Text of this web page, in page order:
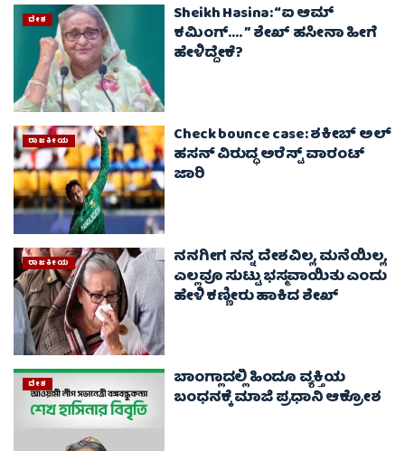
ದೇಶ Sheikh Hasina: “ಐ ಆಮ್
ಕಮಿಂಗ್…. ” ಶೇಖ್ ಹಸೀನಾ ಹೀಗೆ
ಹೇಳಿದ್ದೇಕೆ?
ರಾಜಕೀಯ Check bounce case: ಶಕೀಬ್ ಅಲ್
ಹಸನ್ ವಿರುದ್ಧ ಅರೆಸ್ಟ್ ವಾರಂಟ್
ಜಾರಿ
ರಾಜಕೀಯ ನನಗೀಗ ನನ್ನ ದೇಶವಿಲ್ಲ, ಮನೆಯಿಲ್ಲ,
ಎಲ್ಲವೂ ಸುಟ್ಟು ಭಸ್ಮವಾಯಿತು ಎಂದು
ಹೇಳಿ ಕಣ್ಣೀರು ಹಾಕಿದ ಶೇಖ್
ದೇಶ ಬಾಂಗ್ಲಾದಲ್ಲಿ ಹಿಂದೂ ವ್ಯಕ್ತಿಯ
ಬಂಧನಕ್ಕೆ ಮಾಜಿ ಪ್ರಧಾನಿ ಆಕ್ರೋಶ